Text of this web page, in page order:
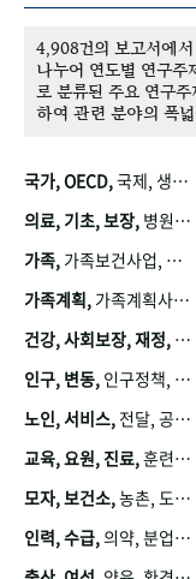
4,908건의 보고서에
나누어 연도별 연구
로 분류된 주요 연구
하여 관련 분야의 폭
국가, OECD,국제, 생산, 아시아, 태평양, 태평양지역, 참가
의료, 기초, 보장, 병원, 가정, 연금, 연계, 공적, 일본, 생활, 국민기초생활보장제도, 국민연금, 기금, 저소득층, 근로, 자활, 급여, 환자, 의료비, 모니터링, 한국복지패널, 소득, 지표, 빈곤, 노후, 장애인
가족, 가족보건사업, 산업, 친화, 전국, 출산력
가족계획, 가족계획사업, 가족계획사업평가, 한국가족계획사업, 피임, 보급, 부인, 자궁, 피임약
건강, 사회보장, 재정,
인구, 변동, 인구정책, 저출산, 고령사회, 고령화, 이동, 남북한, 지방자치단체, 컨설팅, 복지정책평가, 집, 사회개발
노인, 서비스, 전달, 공공, 보육, 수요, 공급, 사회서비스, 데이터, 보호, 요양, 아동, 예방, 청소년, 효율, 자원
교육, 요원, 진료,훈련, 보건요원, 마을, 마을건강사업, 보조원, 진료원, 보건진료원, 보건진료원교재
모자, 보건소,농촌, 도시, 금연, 농촌지역, 모자보건사업
인력, 수급,의약, 분업, 식품, 의약품, 의사, 안전